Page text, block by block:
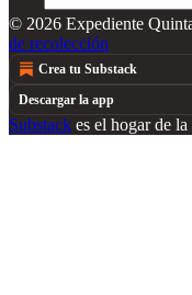
© 2026 Expediente
de recolección
Crea tu Substack
Descargar la app
Substack es el hogar de